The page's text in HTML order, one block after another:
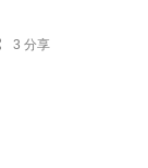
3 分享